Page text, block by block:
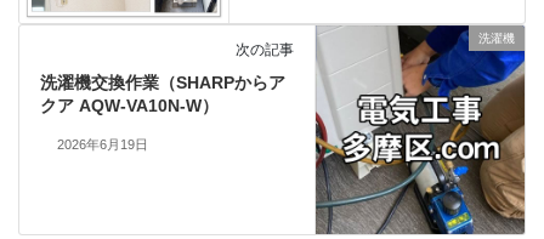
洗濯機
次の記事
洗濯機交換作業（SHARPからア
クア AQW-VA10N-W）
2026年6月19日